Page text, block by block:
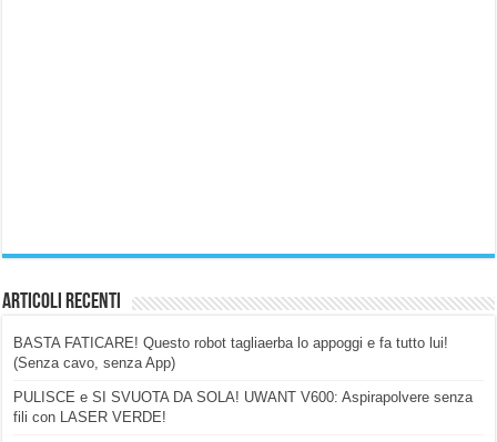
Articoli Recenti
BASTA FATICARE! Questo robot tagliaerba lo appoggi e fa tutto lui!
(Senza cavo, senza App)
PULISCE e SI SVUOTA DA SOLA! UWANT V600: Aspirapolvere senza
fili con LASER VERDE!